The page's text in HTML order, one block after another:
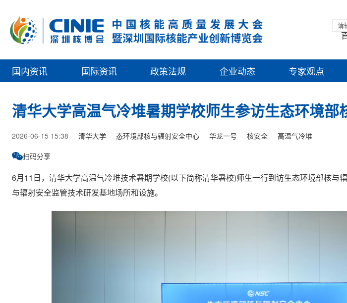
国内资讯 国际资讯 政策法规 企业动态 专家观点
清华大学高温气冷堆暑期学校师生参访生态环境部
2026-06-15 15:38 清华大学 态环境部核与辐射安全中心 华龙一号 核安全 高温气冷堆
扫码分享
6月11日，清华大学高温气冷堆技术暑期学校(以下简称清华暑校)师生一行到访生态环境部核与
与辐射安全监管技术研发基地场所和设施。